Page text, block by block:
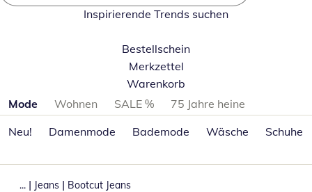
Inspirierende Trends suchen
Bestellschein
Merkzettel
Warenkorb
Produktkategorien überspringen
Mode Wohnen SALE %
75 Jahre heine
Neu!
Damenmode Bademode Wäsche Schuhe
... | Jeans | Bootcut Jeans